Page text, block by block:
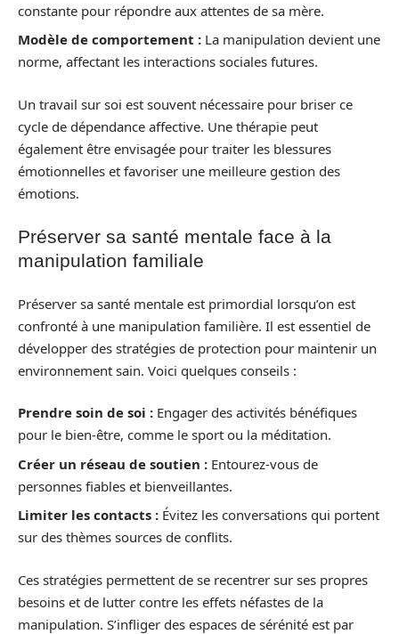
constante pour répondre aux attentes de sa mère.
Modèle de comportement : La manipulation devient une
norme, affectant les interactions sociales futures.
Un travail sur soi est souvent nécessaire pour briser ce
cycle de dépendance affective. Une thérapie peut
également être envisagée pour traiter les blessures
émotionnelles et favoriser une meilleure gestion des
émotions.
Préserver sa santé mentale face à la
manipulation familiale
Préserver sa santé mentale est primordial lorsqu’on est
confronté à une manipulation familière. Il est essentiel de
développer des stratégies de protection pour maintenir un
environnement sain. Voici quelques conseils :
Prendre soin de soi : Engager des activités bénéfiques
pour le bien-être, comme le sport ou la méditation.
Créer un réseau de soutien : Entourez-vous de
personnes fiables et bienveillantes.
Limiter les contacts : Évitez les conversations qui portent
sur des thèmes sources de conflits.
Ces stratégies permettent de se recentrer sur ses propres
besoins et de lutter contre les effets néfastes de la
manipulation. S’infliger des espaces de sérénité est par